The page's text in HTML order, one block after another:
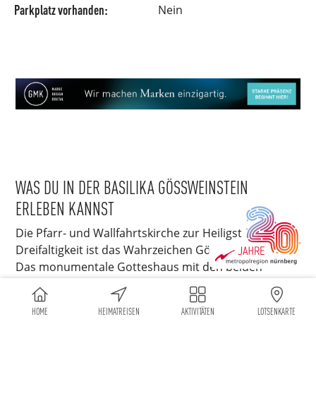
HOME HEIMATREISEN AKTIVITÄTEN LOTSENKARTE
Parkplatz vorhanden: Nein
WAS DU IN DER BASILIKA GÖSSWEINSTEIN E
RLEBEN KANNST
Die Pfarr- und Wallfahrtskirche zur Heiligsten
Dreifaltigkeit ist das Wahrzeichen Gößweinsteins.
Das monumentale Gotteshaus mit den beiden
majestätischen Türmen bildet zusammen mit seiner
Wallfahrt das religiöse Zentrum der Fränkischen
Schweiz. Tausende von Wallfahrern kommen jährlich